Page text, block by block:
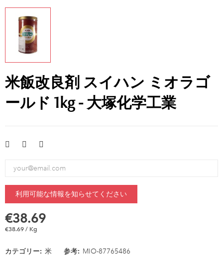
米飯改良剤 スイハン ミオラゴ
ールド 1kg - 大塚化学工業
利用可能な情報を知らせてください
€38.69
€38.69 / Kg
カテゴリー: 米 参考: MIO-87765486